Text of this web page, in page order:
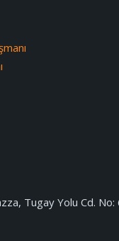
Tugay Yolu Cd.